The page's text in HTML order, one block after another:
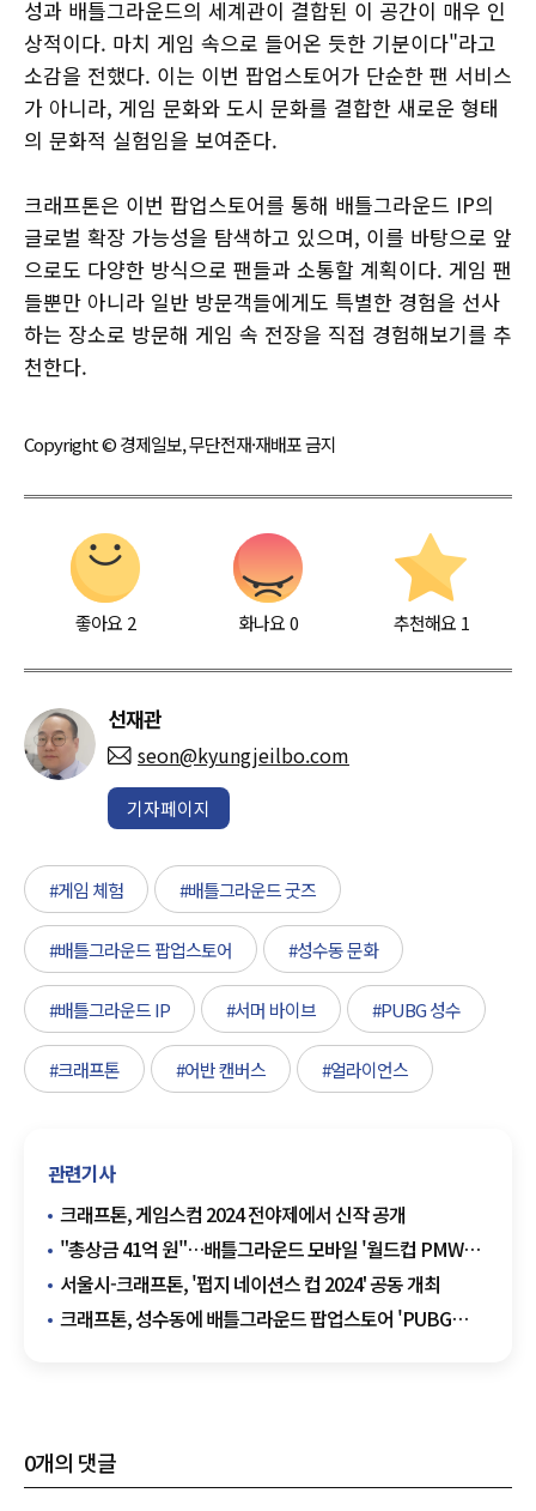
성과 배틀그라운드의 세계관이 결합된 이 공간이 매우 인
상적이다. 마치 게임 속으로 들어온 듯한 기분이다"라고
소감을 전했다. 이는 이번 팝업스토어가 단순한 팬 서비스
가 아니라, 게임 문화와 도시 문화를 결합한 새로운 형태
의 문화적 실험임을 보여준다.
크래프톤은 이번 팝업스토어를 통해 배틀그라운드 IP의
글로벌 확장 가능성을 탐색하고 있으며, 이를 바탕으로 앞
으로도 다양한 방식으로 팬들과 소통할 계획이다. 게임 팬
들뿐만 아니라 일반 방문객들에게도 특별한 경험을 선사
하는 장소로 방문해 게임 속 전장을 직접 경험해보기를 추
천한다.
Copyright © 경제일보, 무단전재·재배포 금지
좋아요 2 화나요0 추천해요 1
선재관
seon@kyungjeilbo.com
기자페이지
#게임 체험 #배틀그라운드 굿즈
#배틀그라운드 팝업스토어 #성수동 문화
#배틀그라운드 IP #서머 바이브 #PUBG 성수
#크래프톤 #어반 캔버스 #얼라이언스
관련기사
크래프톤, 게임스컴 2024 전야제에서 신작 공개
"총상금 41억 원"…배틀그라운드 모바일 '월드컵 PMWC'
개막
서울시-크래프톤, '펍지 네이션스 컵 2024' 공동 개최
크래프톤, 성수동에 배틀그라운드 팝업스토어 'PUBG
0개의 댓글